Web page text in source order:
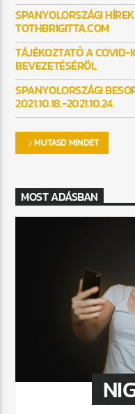
SPANYOLORSZÁGI
TOTHBRIGITTA.COM
TÁJÉKOZTATÓ A COVID-
BEVEZETÉSÉRŐL
SPANYOLORSZÁGI
2021.10.18.-2021.10.24.
MUTASD MINDET
MOST ADÁSBAN